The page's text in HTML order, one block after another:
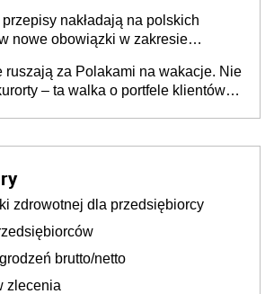
nakładają na polskich
nowe obowiązki w zakresie
ruszają za Polakami na wakacje. Nie
– ta walka o portfele klientów
zdrowotnej dla przedsiębiorcy
brutto/netto
zlecenia